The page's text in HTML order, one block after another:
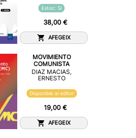
Estoc: Sí
38,00 €
AFEGEIX
MOVIMIENTO
COMUNISTA
DIAZ MACIAS,
ERNESTO
Disponible al editor
19,00 €
AFEGEIX